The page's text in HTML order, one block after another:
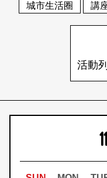
刊物索取地點
刊登活動
日本語
城市生活圈
講
活動